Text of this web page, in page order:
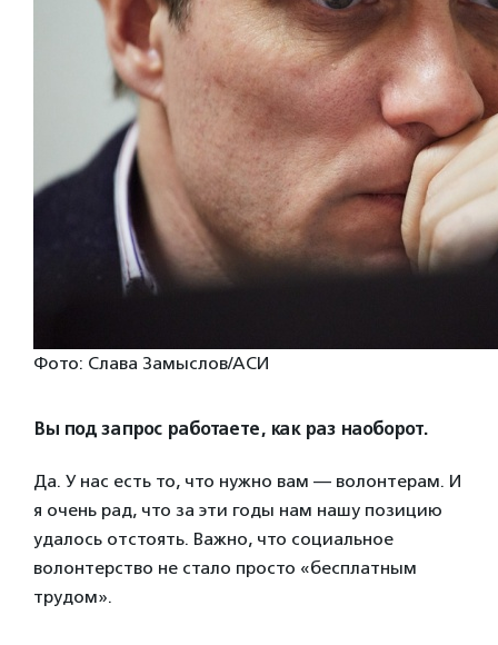
Фото: Слава Замыслов/АСИ
Вы под запрос работаете, как раз наоборот.
Да. У нас есть то, что нужно вам — волонтерам. И
я очень рад, что за эти годы нам нашу позицию
удалось отстоять. Важно, что социальное
волонтерство не стало просто «бесплатным
трудом».